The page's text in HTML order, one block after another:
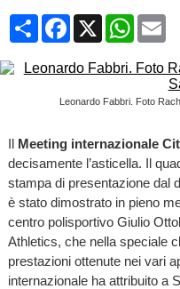
CondividiFacebook
X
Leonardo Fabbri. Foto
Il Meeting internazionale
decisamente l’asticella. Il
stampa di presentazione dal
è stato dimostrato in pieno
centro polisportivo Giulio
Athletics, che nella speciale
prestazioni ottenute nei vari
internazionale ha attribuito a